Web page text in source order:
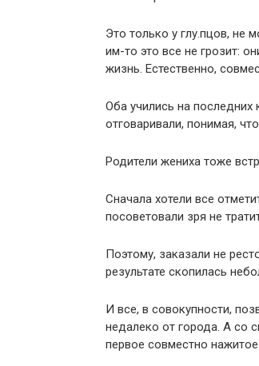
Это только у глу.пцов, не
им-то это все не грозит:
жизнь. Естественно,
Оба учились на последних
отговаривали, понимая,
Родители жениха тоже
Сначала хотели все
посоветовали зря не
Поэтому, заказали не
результате скопилась
И все, в совокупности,
недалеко от города. А со
первое совместно